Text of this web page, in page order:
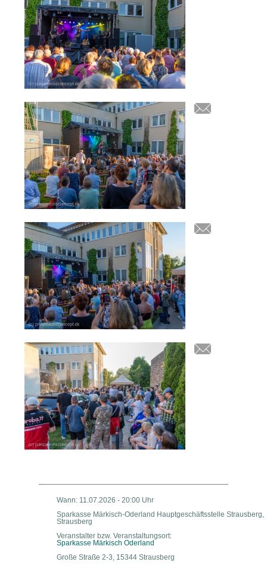
Wann: 11.07.2026 - 20:00 Uhr
Sparkasse Märkisch-Oderland Hauptgeschäftsstelle Strausberg,
Strausberg
Veranstalter bzw. Veranstaltungsort:
Sparkasse Märkisch Oderland
Große Straße 2-3, 15344 Strausberg